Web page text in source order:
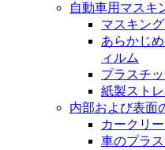
自動車用マスキ
マスキン
あらかじ
ィルム
プラスチ
紙製スト
内部および表面
カークリ
車のプラ